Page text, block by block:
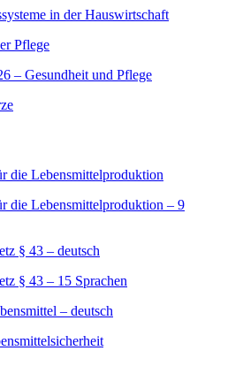
in der Hauswirtschaft
Pflege
– Gesundheit und Pflege
die Lebensmittelproduktion
die Lebensmittelproduktion – 9
§ 43 – deutsch
§ 43 – 15 Sprachen
– deutsch